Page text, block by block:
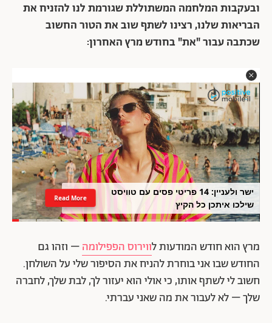
ובעקבות המלחמה המשתוללת שגורמת לנו להזניח את
הבריאות שלנו, רצינו לשתף שוב את הטור החשוב
שכתבה עבור "את" בחודש מרץ האחרון:
ישר ולעניין: 14 פריטי פסים עם טוויסט
שילכו איתכן כל הקיץ
Read More
מרץ הוא חודש המודעות לווירוס הפפילומה– וזהו גם
החודש שבו אני בוחרת להניח את הסיפור שלי על השולחן.
חשוב לי לשתף אותו, כי אולי הוא יעזור לך, לבת שלך, לחברה
שלך – לא לעבור את מה שאני עברתי.